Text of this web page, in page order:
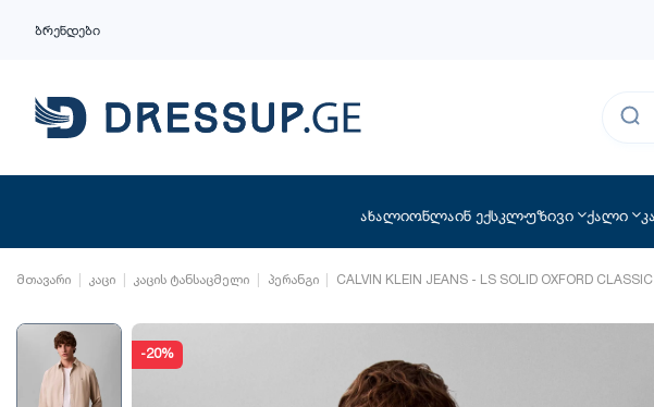
ბრენდები
ახალიონლაინ ექსკლუზივი ქალი
მთავარი კაცი კაცის ტანსაცმელი პერანგი CALVIN KLEIN JEANS - LS SOLID OXFORD
-20%